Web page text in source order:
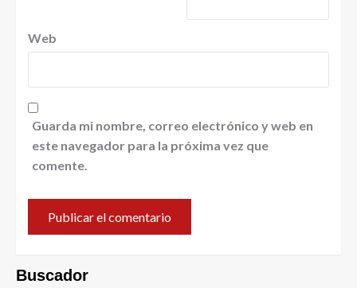
Web
Guarda mi nombre, correo electrónico y web en
este navegador para la próxima vez que
comente.
Buscador